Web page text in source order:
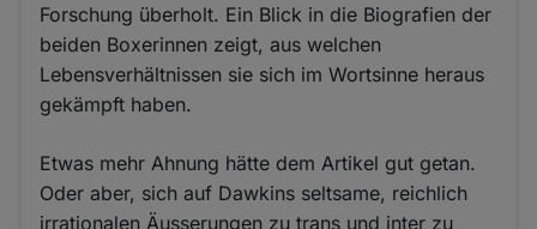
Forschung überholt. Ein Blick in die Biografien der
beiden Boxerinnen zeigt, aus welchen
Lebensverhältnissen sie sich im Wortsinne heraus
gekämpft haben.
Etwas mehr Ahnung hätte dem Artikel gut getan.
Oder aber, sich auf Dawkins seltsame, reichlich
irrationalen Äusserungen zu trans und inter zu